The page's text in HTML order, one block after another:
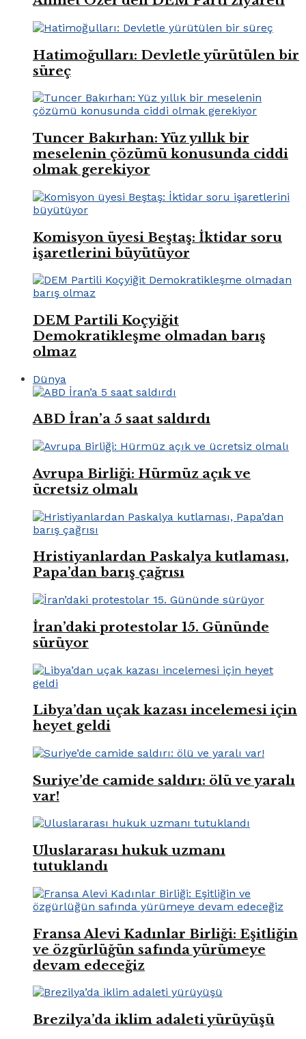
Hatimoğulları: Devletle yürütülen bir
süreç
Tuncer Bakırhan: Yüz yıllık bir
meselenin çözümü konusunda ciddi
olmak gerekiyor
Komisyon üyesi Beştaş: İktidar soru
işaretlerini büyütüyor
DEM Partili Koçyiğit
Demokratikleşme olmadan barış
olmaz
Dünya
ABD İran’a 5 saat saldırdı
Avrupa Birliği: Hürmüz açık ve
ücretsiz olmalı
Hristiyanlardan Paskalya kutlaması,
Papa’dan barış çağrısı
İran’daki protestolar 15. Gününde
sürüyor
Libya’dan uçak kazası incelemesi için
heyet geldi
Suriye’de camide saldırı: ölü ve yaralı
var!
Uluslararası hukuk uzmanı
tutuklandı
Fransa Alevi Kadınlar Birliği: Eşitliğin
ve özgürlüğün safında yürümeye
devam edeceğiz
Brezilya’da iklim adaleti yürüyüşü